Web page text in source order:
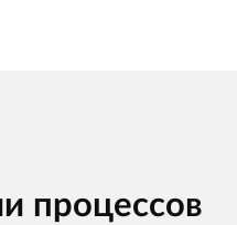
процессов